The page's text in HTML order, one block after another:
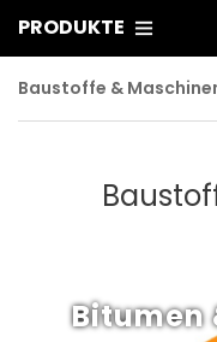
PRODUKTE
Baustoffe &
Bitumen